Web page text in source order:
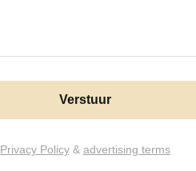
Verstuur
Privacy Policy& advertising terms